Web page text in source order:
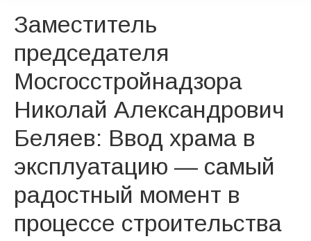
Заместитель
председателя
Мосгосстройнадзора
Николай Александрович
Беляев: Ввод храма в
эксплуатацию — самый
радостный момент в
процессе строительства